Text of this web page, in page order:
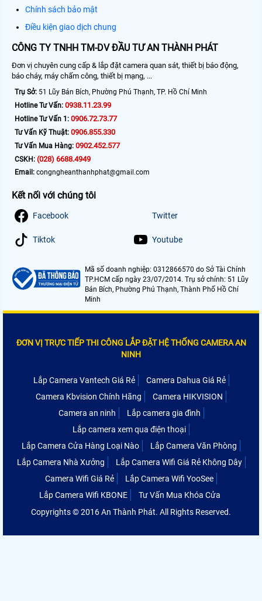
Chính sách bảo mật
Điều kiện giao dịch chung
CÔNG TY TNHH TM-DV ĐẦU TƯ AN THÀNH PHÁT
Đơn vị chuyên cung cấp & lắp đặt camera quan sát, thiết bị báo động,
báo cháy, máy chấm công, thiết bị mạng, ...
Trụ Sở: 51 Lũy Bán Bích, Phường Phú Thạnh, TP. Hồ Chí Minh
Hotline Tư Vấn: 0938.11.23.99
Hotline Tư Vấn 1: 0906.72.73.77
Tư Vấn Kỹ Thuật: 0906.855.330
Tư Vấn Mua Hàng: 0902.452.577
CSKH: (028) 6688.4949
Email: congngheanthanhphat@gmail.com
Kết nối với chúng tôi
Facebook Twitter
Tiktok Youtube
Mã số doanh nghiệp: 0312866570 do Sở Tài Chính
TP.HCM cấp ngày 23/07/2014. Trụ sở chính: 51 Lũy
Bán Bích, Phường Phú Thạnh, Thành Phố Hồ Chí
Minh
ĐƠN VỊ TRỰC TIẾP THI CÔNG LẮP ĐẶT HỆ THỐNG CAMERA AN
NINH
Lắp Camera Vantech Giá Rẻ
Camera Dahua Giá Rẻ
Camera Kbvision Chính Hãng
Camera HIKVISION
Camera an ninh
Lắp camera gia đình
Lắp camera xem qua điện thoại
Lắp Camera Cửa Hàng Loại Nào
Lắp Camera Văn Phòng
Lắp Camera Nhà Xưởng
Lắp Camera Wifi Giá Rẻ Không Dây
Camera Wifi Giá Rẻ
Lắp Camera Wifi YooSee
Lắp Camera Wifi KBONE
Tư Vấn Mua Khóa Cửa
Copyrights © 2016 An Thành Phát. All Rights Reserved.